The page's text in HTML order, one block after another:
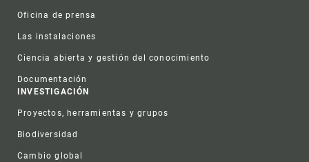
Oficina de prensa
Las instalaciones
Ciencia abierta y gestión del conocimiento
Documentación
INVESTIGACIÓN
Proyectos, herramientas y grupos
Biodiversidad
Cambio global